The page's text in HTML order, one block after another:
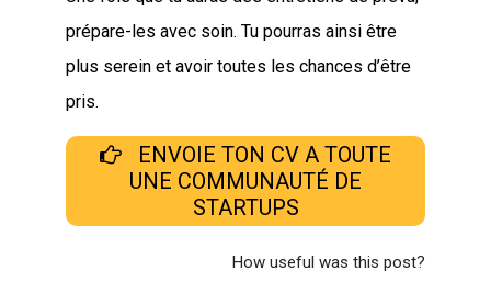
prépare-les avec soin. Tu pourras ainsi être
plus serein et avoir toutes les chances d’être
pris.
ENVOIE TON CV A TOUTE
UNE COMMUNAUTÉ DE
STARTUPS
How useful was this post?